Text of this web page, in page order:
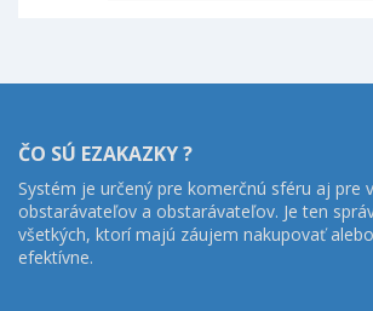
ČO SÚ EZAKAZKY ?
Systém je určený pre komerčnú sféru aj pre
obstarávateľov a obstarávateľov. Je ten
všetkých, ktorí majú záujem nakupovať
efektívne.